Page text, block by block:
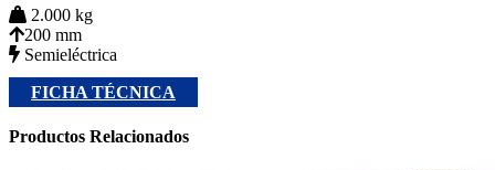
2.000 kg
200 mm
Semieléctrica
FICHA TÉCNICA
Productos Relacionados